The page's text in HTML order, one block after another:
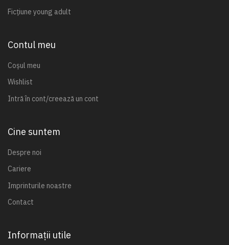
Ficțiune young adult
Contul meu
Coșul meu
Wishlist
Intră în cont/creează un cont
Cine suntem
Despre noi
Cariere
Imprinturile noastre
Contact
Informații utile